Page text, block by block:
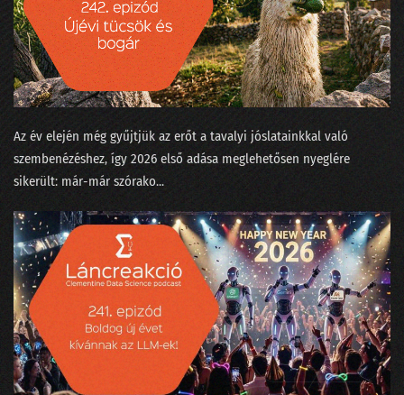
24. Néha az adatelemzők is szemészetre viszik a fájó fogú beteget
23. Mikortól gyűlölik meg a matekot a gyerekek?
22. Kinek higgyünk - jövőkutatók vagy laikusok?
20. Ne mássz fára, mert elüt a villamos
18. Magyarázzuk az MI bizonyítványát
17. Nekünk minden egyformán popzene?
16. A falevél-számlálás hitelesítése és a Coelho-i mosoly
15. Gólok, árvizek és lórúgások
14. A hangok a nadrágzsebünkben mindent tudnak az a4-es méretéről
Az év elején még gyűjtjük az erőt a tavalyi jóslatainkkal való
szembenézéshez, így 2026 első adása meglehetősen nyeglére
sikerült: már-már szórako...